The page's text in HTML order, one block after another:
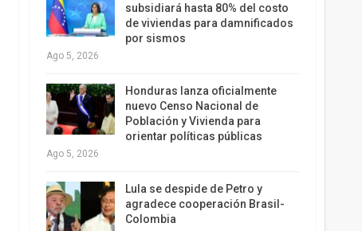
subsidiará hasta 80% del costo
de viviendas para damnificados
por sismos
Ago 5, 2026
Honduras lanza oficialmente
nuevo Censo Nacional de
Población y Vivienda para
orientar políticas públicas
Ago 5, 2026
Lula se despide de Petro y
agradece cooperación Brasil-
Colombia